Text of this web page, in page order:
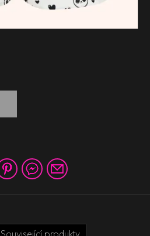
Související produkty